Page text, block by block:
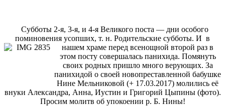
Субботы 2-я, 3-я, и 4-я Великого поста — дни особого
поминовения усопших, т. н. Родительские субботы. И в
нашем храме перед всенощной второй раз в
этом посту совершалась панихида. Помянуть
своих родных пришло много верующих. За
панихидой о своей новопреставленной бабушке
Нине Мельниковой (+ 17.03.2017) молились её
внуки Александра, Анна, Иустин и Григорий Цыпины (фото).
Просим молитв об упокоении р. Б. Нины!